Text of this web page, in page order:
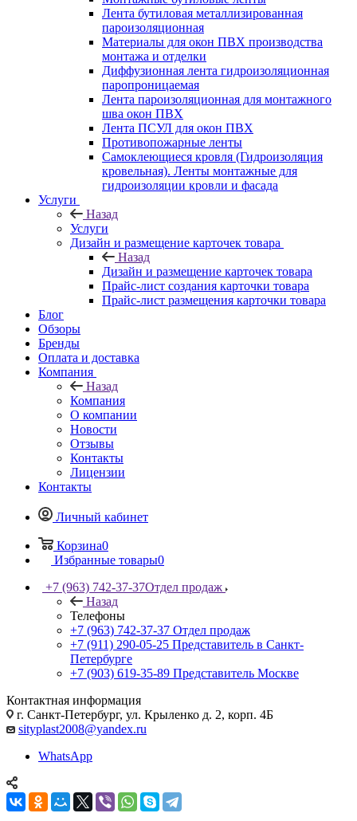
Лента бутиловая металлизированная
пароизоляционная
Материалы для окон ПВХ производства
монтажа и отделки
Диффузионная лента гидроизоляционная
паропроницаемая
Лента пароизоляционная для монтажного
шва окон ПВХ
Лента ПСУЛ для окон ПВХ
Противопожарные ленты
Самоклеющиеся кровля (Гидроизоляция
кровельная). Ленты монтажные для
гидроизоляции кровли и фасада
Услуги
Назад
Услуги
Дизайн и размещение карточек товара
Назад
Дизайн и размещение карточек товара
Прайс-лист создания карточки товара
Прайс-лист размещения карточки товара
Блог
Обзоры
Бренды
Оплата и доставка
Компания
Назад
Компания
О компании
Новости
Отзывы
Контакты
Лицензии
Контакты
Личный кабинет
Корзина0
Избранные товары0
+7 (963) 742-37-37Отдел продаж
Назад
Телефоны
+7 (963) 742-37-37 Отдел продаж
+7 (911) 290-05-25 Представитель в Санкт-
Петербурге
+7 (903) 619-35-89 Представитель Москве
Контактная информация
г. Санкт-Петербург, ул. Крыленко д. 2, корп. 4Б
sityplast2008@yandex.ru
WhatsApp